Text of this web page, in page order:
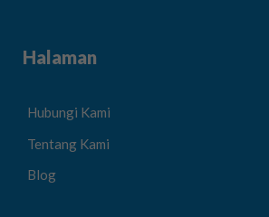
Halaman
Hubungi Kami
Tentang Kami
Blog